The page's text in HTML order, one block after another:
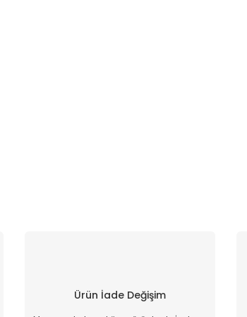
Ürün İade Değişim